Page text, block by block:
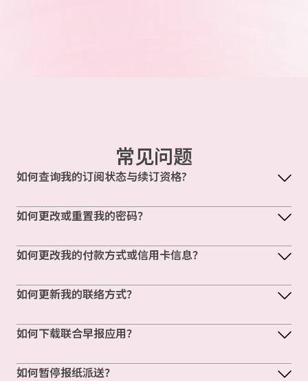
常见问题
如何查询我的订阅状态与续订资格?
如何更改或重置我的密码？
如何更改我的付款方式或信用卡信息？
如何更新我的联络方式？
如何下载联合早报应用？
如何暂停报纸派送？